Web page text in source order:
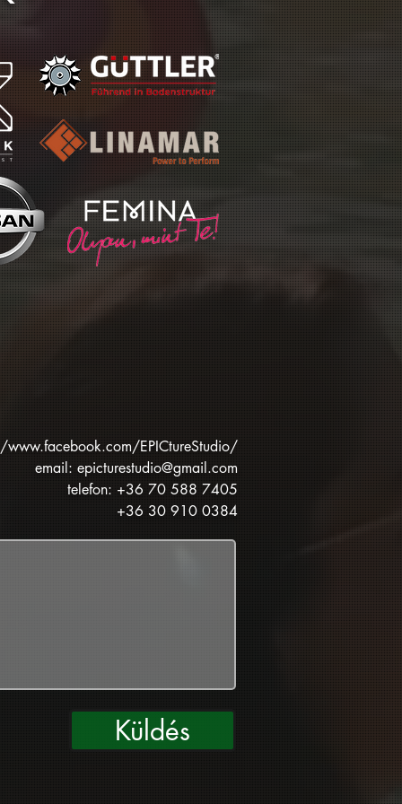
EPICtureStudio/
email: epicturestudio@gmail.com
telefon: +36 70 588 7405
+36 30 910 0384
Küldés